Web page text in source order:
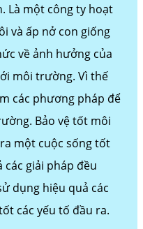
Là một công ty hoạt
và ấp nở con giống
về ảnh hưởng của
môi trường. Vì thế
các phương pháp để
Bảo vệ tốt môi
một cuộc sống tốt
các giải pháp đều
dụng hiệu quả các
các yếu tố đầu ra.